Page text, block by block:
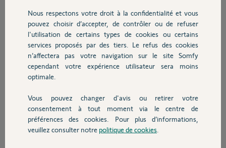
Chauffage
Autres produits
Devis avec un pro
Contact
Réponses
Bonjour,
Quels moteurs ?
Robert P. il y a plus de 11 ans
Nous respectons votre droit à la confidentialité et vous
pouvez choisir d’accepter, de contrôler ou de refuser
l'utilisation de certains types de cookies ou certains
services proposés par des tiers. Le refus des cookies
n’affectera pas votre navigation sur le site Somfy
cependant votre expérience utilisateur sera moins
optimale.
Vous pouvez changer d'avis ou retirer votre
consentement à tout moment via le centre de
préférences des cookies. Pour plus d’informations,
veuillez consulter notre politique de cookies